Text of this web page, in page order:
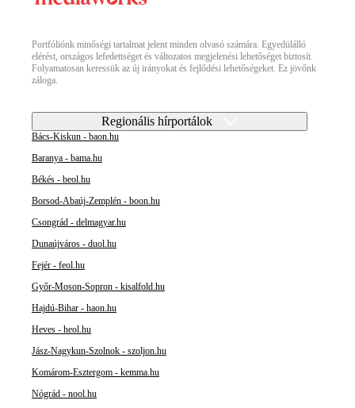
Portfóliónk minőségi tartalmat jelent minden olvasó számára. Egyedülálló
elérést, országos lefedettséget és változatos megjelenési lehetőséget biztosít.
Folyamatosan keressük az új irányokat és fejlődési lehetőségeket. Ez jövőnk
záloga.
Regionális hírportálok
Bács-Kiskun - baon.hu
Baranya - bama.hu
Békés - beol.hu
Borsod-Abaúj-Zemplén - boon.hu
Csongrád - delmagyar.hu
Dunaújváros - duol.hu
Fejér - feol.hu
Győr-Moson-Sopron - kisalfold.hu
Hajdú-Bihar - haon.hu
Heves - heol.hu
Jász-Nagykun-Szolnok - szoljon.hu
Komárom-Esztergom - kemma.hu
Nógrád - nool.hu